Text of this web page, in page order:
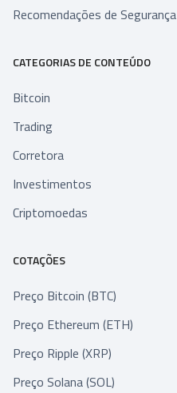
Recomendações de Segurança
CATEGORIAS DE CONTEÚDO
Bitcoin
Trading
Corretora
Investimentos
Criptomoedas
COTAÇÕES
Preço Bitcoin (BTC)
Preço Ethereum (ETH)
Preço Ripple (XRP)
Preço Solana (SOL)